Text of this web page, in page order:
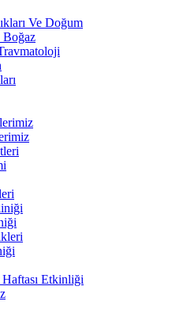
Ve Doğum
Etkinliği